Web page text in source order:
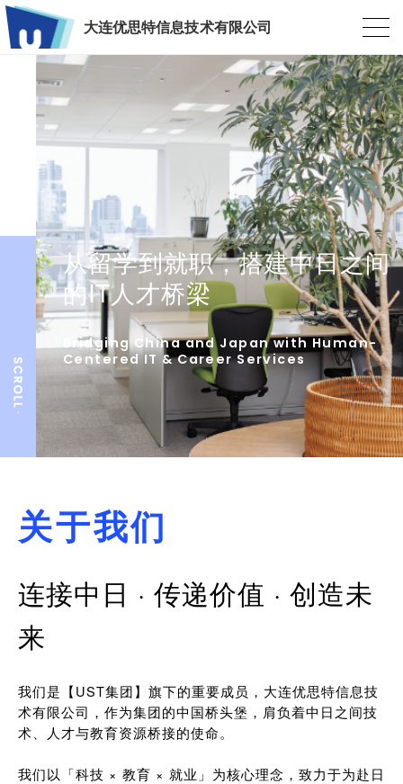
大连优思特信息技术有限公司
从留学到就职，搭建中日之间
的IT人才桥梁
Bridging China and Japan with Human-
Centered IT & Career Services
关于我们
连接中日 · 传递价值 · 创造未
来
我们是【UST集团】旗下的重要成员，大连优思特信息技
术有限公司，作为集团的中国桥头堡，肩负着中日之间技
术、人才与教育资源桥接的使命。
我们以「科技 × 教育 × 就业」为核心理念，致力于为赴日